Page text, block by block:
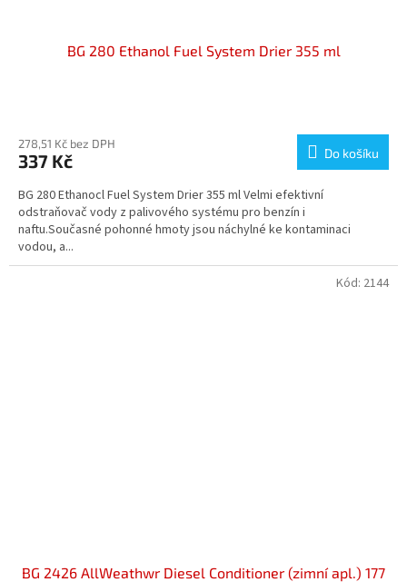
BG 280 Ethanol Fuel System Drier 355 ml
produktu
je
z
5
hvězdiček.
278,51 Kč bez DPH
337 Kč Do košíku
BG 280 Ethanocl Fuel System Drier 355 ml Velmi efektivní
odstraňovač vody z palivového systému pro benzín i
naftu.Současné pohonné hmoty jsou náchylné ke kontaminaci
vodou, a...
BG 2426 AllWeathwr Diesel Conditioner (zimní apl.) 177
Kód: 2144